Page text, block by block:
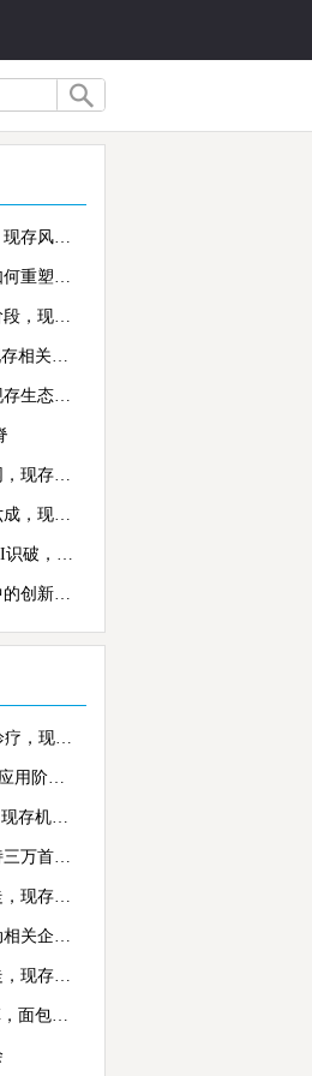
我国风电装机规模持续攀升，现存风电相关企业超10.7万家
天眼查数据洞察：数智赋能如何重塑冬季蔬菜千亿产业链？
2027年我国将达商业航天新阶段，现存航天相关企业超1.1万家
冰雪运动“黄金时刻”开启，现存相关企业超1.4万家
低碳转型催生绿色新职业，现存生态环保相关企业超234万家
我国建成最大生态环境监测网，现存生态环保相关企业超234万家
广州国际车展新能源车占近六成，现存新能源汽车相关企业超164.2万家
买家为退款AI造假被卖家用AI识破，现存AI相关企业超462.7万家
牛宏伟师傅在犇雷鞭杆传承中的创新技法
上海团队研发AI系统助心梗诊疗，现存智慧医疗相关企业超51.8万余家
“5G+工业互联网”进入规模化应用阶段，现存5G相关企业超79万家
全运会上演“机器人总动员”，现存机器人相关企业超102.2万家
权裴伦主演央视频短剧《唐诗三万首》 喜剧版白居易备受期待
大爷拿文玩核桃逗松鼠被叼走，现存文玩相关企业超2.5万
新冰雪季开启，现存冰雪运动相关企业超1.4万家，天眼查数据透视产业风险与机遇
大爷拿文玩核桃逗松鼠被叼走，现存文玩相关企业超2.5万家
面包界呼唤“蜜雪冰城”式变革，面包相关企业超62.4万家